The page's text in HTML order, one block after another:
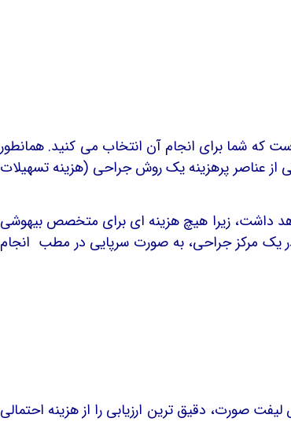
صورت، نوع روشی است که شما برای انجام آن انتخاب می کنید. همانطور
عناصر پرهزینه یک روش جراحی (هزینه تسهیلات
داشت، زیرا هیچ هزینه ای برای متخصص بیهوشی
یک مرکز جراحی، به صورت سرپایی در مطب انجام
صورت، دقیق ترین ارزیابی را از هزینه احتمالی